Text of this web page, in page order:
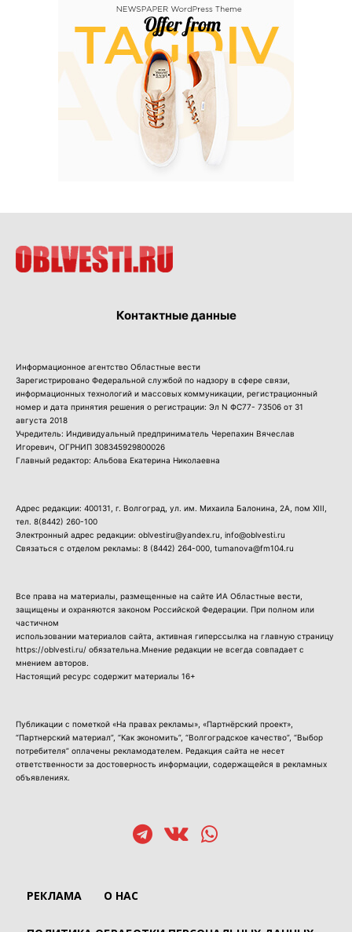
Контактные данные
Информационное агентство Областные вести
Зарегистрировано Федеральной службой по надзору в сфере связи,
информационных технологий и массовых коммуникации, регистрационный
номер и дата принятия решения о регистрации: Эл N ФС77- 73506 от 31
августа 2018
Учредитель: Индивидуальный предприниматель Черепахин Вячеслав
Игоревич, ОГРНИП 308345929800026
Главный редактор: Альбова Екатерина Николаевна
Адрес редакции: 400131, г. Волгоград, ул. им. Михаила Балонина, 2А, пом XIII,
тел. 8(8442) 260-100
Электронный адрес редакции: oblvestiru@yandex.ru, info@oblvesti.ru
Связаться с отделом рекламы: 8 (8442) 264-000 , tumanova@fm104.ru
Все права на материалы, размещенные на сайте ИА Областные вести,
защищены и охраняются законом Российской Федерации. При полном или
частичном
использовании материалов сайта, активная гиперссылка на главную страницу
https://oblvesti.ru/ обязательна.Мнение редакции не всегда совпадает с
мнением авторов.
Настоящий ресурс содержит материалы 16+
Публикации с пометкой «На правах рекламы», «Партнёрский проект»,
“Партнерский материал”, “Как экономить”, “Волгоградское качество”, “Выбор
потребителя” оплачены рекламодателем. Редакция сайта не несет
ответственности за достоверность информации, содержащейся в рекламных
объявлениях.
РЕКЛАМА О НАС